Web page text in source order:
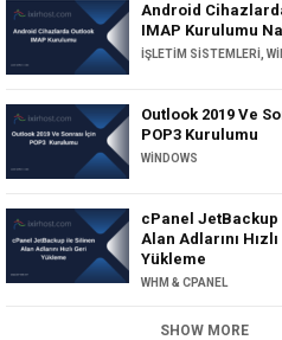
Android
IMAP Kurulumu
İŞLETIM SISTEMLERI ,
Outlook 2019 Ve
POP3 Kurulumu
WINDOWS
cPanel
Alan Adlarını
Yükleme
WHM & CPANEL
SHOW MORE